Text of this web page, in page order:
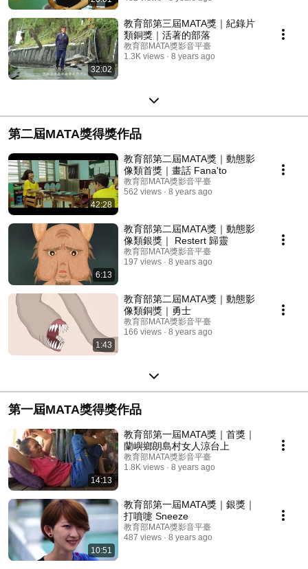
32:02
教育部第三屆MATA獎｜紀錄片
類銅獎｜活著的部落
教育部MATA獎影音平臺
1.3K views
8 years ago
第二屆MATA獎得獎作品
42:28
教育部第二屆MATA獎｜動態影
像類首獎｜畫話 Fana'to
教育部MATA獎影音平臺
562 views
8 years ago
6:13
教育部第二屆MATA獎｜動態影
像類銀獎｜ Restert 歸靈
教育部MATA獎影音平臺
197 views
8 years ago
1:43
教育部第二屆MATA獎｜動態影
像類銅獎｜勇士
教育部MATA獎影音平臺
166 views
8 years ago
第一屆MATA獎得獎作品
14:13
教育部第一屆MATA獎｜首獎｜
蘭嶼鄉朗島村女人涼台上
教育部MATA獎影音平臺
1.8K views
8 years ago
10:51
教育部第一屆MATA獎｜銀獎｜
打噴嚏 Sneeze
教育部MATA獎影音平臺
487 views
8 years ago